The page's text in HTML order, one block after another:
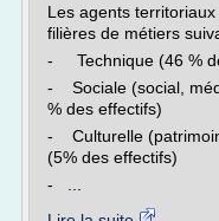
Les agents
filières de métiers
- Technique (46 %
- Sociale (social,
% des effectifs)
- Culturelle
(5% des effectifs)
- ...